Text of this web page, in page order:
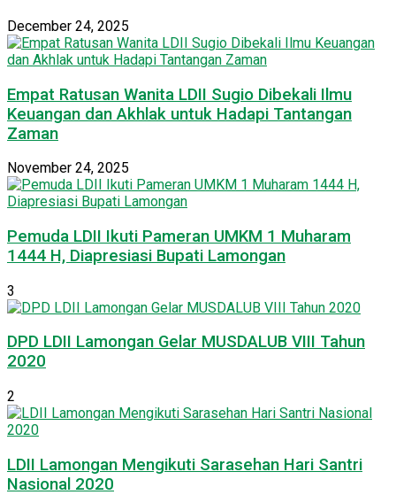
December 24, 2025
Empat Ratusan Wanita LDII Sugio Dibekali Ilmu
Keuangan dan Akhlak untuk Hadapi Tantangan
Zaman
November 24, 2025
Pemuda LDII Ikuti Pameran UMKM 1 Muharam
1444 H, Diapresiasi Bupati Lamongan
3
DPD LDII Lamongan Gelar MUSDALUB VIII Tahun
2020
2
LDII Lamongan Mengikuti Sarasehan Hari Santri
Nasional 2020